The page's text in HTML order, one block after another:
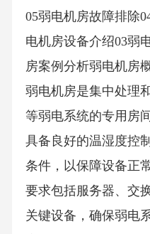
05弱电机房故障排除
电机房设备介绍03弱
房案例分析弱电机房
弱电机房是集中处理
等弱电系统的专用房
具备良好的温湿度控
条件，以保障设备正
要求包括服务器、交
关键设备，确保弱电